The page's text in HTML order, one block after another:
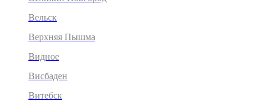
Вельск
Верхняя Пышма
Видное
Висбаден
Витебск